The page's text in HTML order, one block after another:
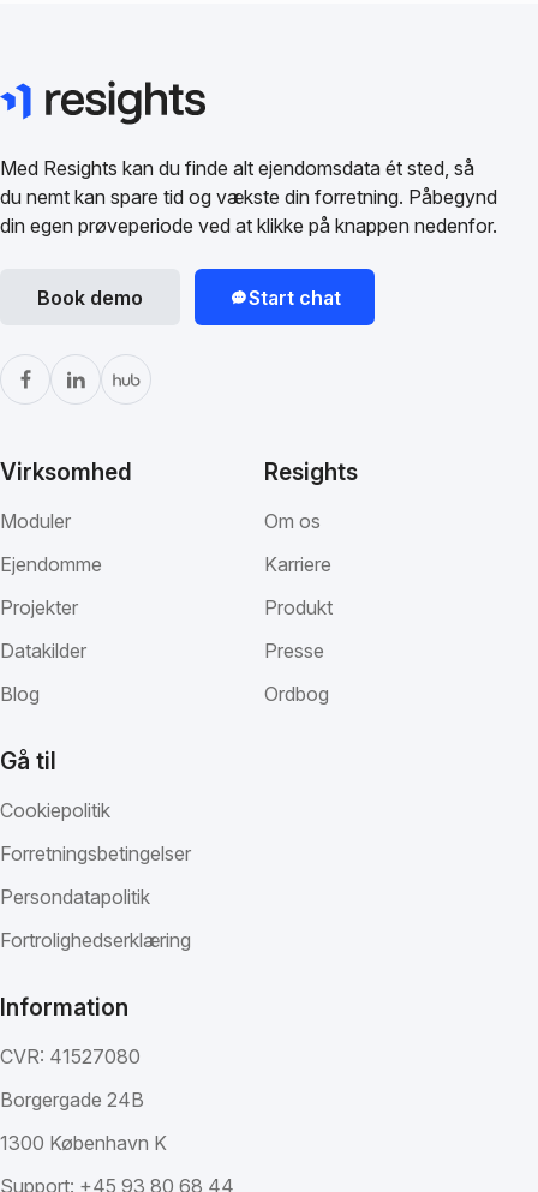
Med Resights kan du finde alt ejendomsdata ét sted, så
du nemt kan spare tid og vækste din forretning. Påbegynd
din egen prøveperiode ved at klikke på knappen nedenfor.
Book demo Start chat
Virksomhed
Moduler
Ejendomme
Projekter
Datakilder
Blog
Resights
Om os
Karriere
Produkt
Presse
Ordbog
Gå til
Cookiepolitik
Forretningsbetingelser
Persondatapolitik
Fortrolighedserklæring
Information
CVR: 41527080
Borgergade 24B
1300 København K
Support: +45 93 80 68 44